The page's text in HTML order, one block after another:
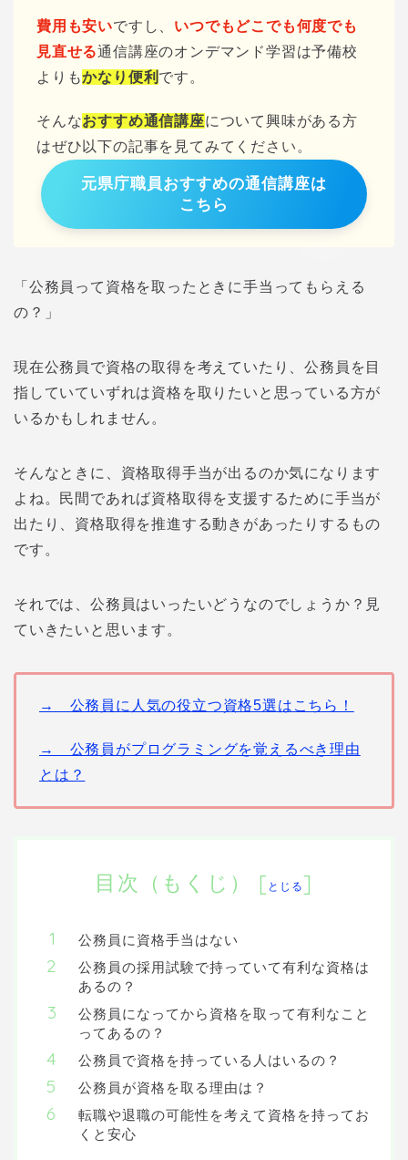
費用も安いですし、 いつでもどこでも何度でも
見直せる通信講座のオンデマンド学習は予備校
よりもかなり便利 です。
そんなおすすめ通信講座について興味がある方
はぜひ以下の記事を見てみてください。
元県庁職員おすすめの通信講座は
こちら
「公務員って資格を取ったときに手当ってもらえる
の？」
現在公務員で資格の取得を考えていたり、公務員を目
指していていずれは資格を取りたいと思っている方が
いるかもしれません。
そんなときに、資格取得手当が出るのか気になります
よね。民間であれば資格取得を支援するために手当が
出たり、資格取得を推進する動きがあったりするもの
です。
それでは、公務員はいったいどうなのでしょうか？見
ていきたいと思います。
→ 公務員に人気の役立つ資格5選はこちら！
→ 公務員がプログラミングを覚えるべき理由
とは？
目次（もくじ） [ とじる]
公務員に資格手当はない
公務員の採用試験で持っていて有利な資格は
あるの？
公務員になってから資格を取って有利なこと
ってあるの？
公務員で資格を持っている人はいるの？
公務員が資格を取る理由は？
転職や退職の可能性を考えて資格を持ってお
くと安心